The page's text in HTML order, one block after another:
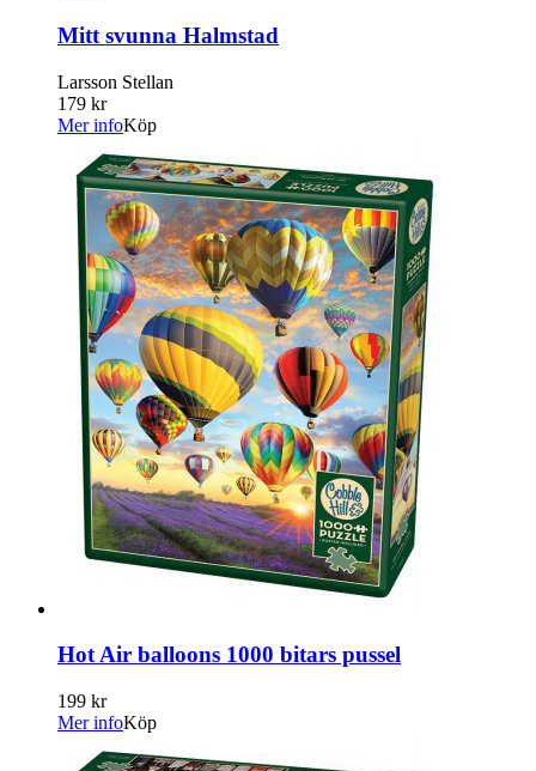
Mitt svunna Halmstad
Larsson Stellan
179 kr
Mer infoKöp
Hot Air balloons 1000 bitars pussel
199 kr
Mer infoKöp